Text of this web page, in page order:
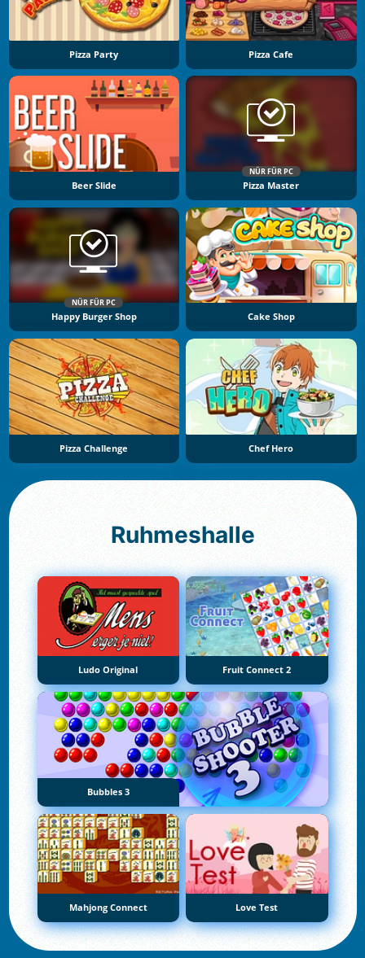
Pizza Party Pizza Cafe
Beer Slide
NÜR FÜR PC
Pizza Master
NÜR FÜR PC
Happy Burger Shop Cake Shop
Pizza Challenge Chef Hero
Ruhmeshalle
Ludo Original Fruit Connect 2
Bubbles 3
Mahjong Connect Love Test